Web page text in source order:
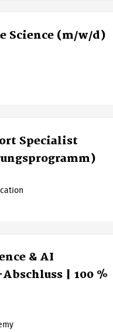
Science (m/w/d)
Specialist
& AI
| 100 %